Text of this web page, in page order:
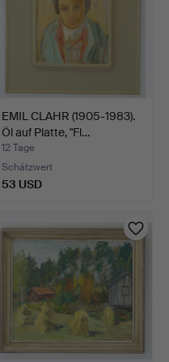
EMIL CLAHR (1905-1983).
Öl auf Platte, "Fl…
12 Tage
Schätzwert
53 USD